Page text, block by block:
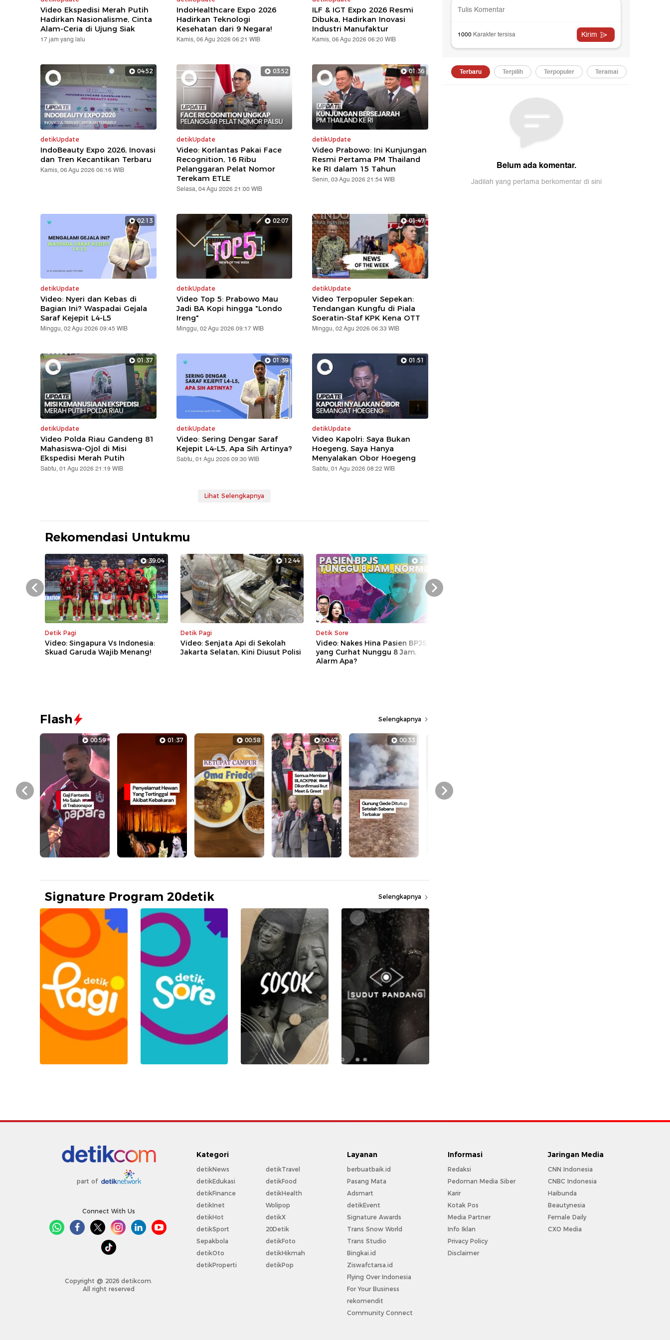
Video Ekspedisi Merah Putih
Hadirkan Nasionalisme, Cinta
Alam-Ceria di Ujung Siak
17 jam yang lalu
IndoHealthcare Expo 2026
Hadirkan Teknologi
Kesehatan dari 9 Negara!
Kamis, 06 Agu 2026 06:21 WIB
ILF & IGT Expo 2026 Resmi
Dibuka, Hadirkan Inovasi
Industri Manufaktur
Kamis, 06 Agu 2026 06:20 WIB
04:52
detikUpdate
IndoBeauty Expo 2026, Inovasi
dan Tren Kecantikan Terbaru
Kamis, 06 Agu 2026 06:16 WIB
03:52
detikUpdate
Video: Korlantas Pakai Face
Recognition, 16 Ribu
Pelanggaran Pelat Nomor
Terekam ETLE
Selasa, 04 Agu 2026 21:00 WIB
01:36
detikUpdate
Video Prabowo: Ini Kunjungan
Resmi Pertama PM Thailand
ke RI dalam 15 Tahun
Senin, 03 Agu 2026 21:54 WIB
02:13
detikUpdate
Video: Nyeri dan Kebas di
Bagian Ini? Waspadai Gejala
Saraf Kejepit L4-L5
Minggu, 02 Agu 2026 09:45 WIB
02:07
detikUpdate
Video Top 5: Prabowo Mau
Jadi BA Kopi hingga "Londo
Ireng"
Minggu, 02 Agu 2026 09:17 WIB
01:47
detikUpdate
Video Terpopuler Sepekan:
Tendangan Kungfu di Piala
Soeratin-Staf KPK Kena OTT
Minggu, 02 Agu 2026 06:33 WIB
01:37
detikUpdate
Video Polda Riau Gandeng 81
Mahasiswa-Ojol di Misi
Ekspedisi Merah Putih
Sabtu, 01 Agu 2026 21:19 WIB
01:39
detikUpdate
Video: Sering Dengar Saraf
Kejepit L4-L5, Apa Sih Artinya?
Sabtu, 01 Agu 2026 09:30 WIB
01:51
detikUpdate
Video Kapolri: Saya Bukan
Hoegeng, Saya Hanya
Menyalakan Obor Hoegeng
Sabtu, 01 Agu 2026 08:22 WIB
Lihat Selengkapnya
Rekomendasi Untukmu
39:04
Detik Pagi
Video: Singapura Vs Indonesia:
Skuad Garuda Wajib Menang!
12:44
Detik Pagi
Video: Senjata Api di Sekolah
Jakarta Selatan, Kini Diusut Polisi
21:17
Detik Sore
Video: Nakes Hina Pasien BPJS
yang Curhat Nunggu 8 Jam,
Alarm Apa?
Prev Next
Flash Selengkapnya
00:59 01:37 00:58 00:47 00:33
Prev Next
Signature Program 20detik Selengkapnya
part of
Connect With Us
Copyright @ 2026 detikcom.
All right reserved
Kategori
detikNews
detikEdukasi
detikFinance
detikInet
detikHot
detikSport
Sepakbola
detikOto
detikProperti
detikTravel
detikFood
detikHealth
Wolipop
detikX
20Detik
detikFoto
detikHikmah
detikPop
Layanan
berbuatbaik.id
Pasang Mata
Adsmart
detikEvent
Signature Awards
Trans Snow World
Trans Studio
Bingkai.id
Ziswafctarsa.id
Flying Over Indonesia
For Your Business
rekomendit
Community Connect
Informasi
Redaksi
Pedoman Media Siber
Karir
Kotak Pos
Media Partner
Info Iklan
Privacy Policy
Disclaimer
Jaringan Media
CNN Indonesia
CNBC Indonesia
Haibunda
Beautynesia
Female Daily
CXO Media